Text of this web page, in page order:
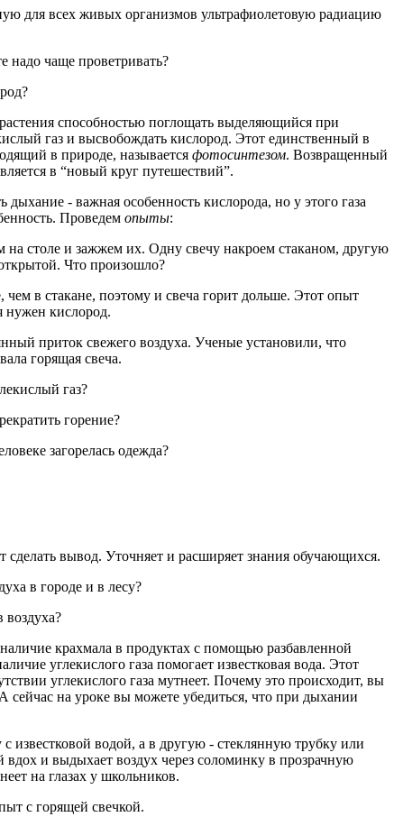
для всех живых организмов ультрафиолетовую радиацию
надо чаще проветривать?
способностью поглощать выделяющийся при
газ и высвобождать кислород. Этот единственный в
в природе, называется фотосинтезом. Возвращенный
в “новый круг путешествий”.
дыхание - важная особенность кислорода, но у этого газа
Проведем опыты:
на столе и зажжем их. Одну свечу накроем стаканом, другую
Что произошло?
в стакане, поэтому и свеча горит дольше. Этот опыт
нужен кислород.
приток свежего воздуха. Ученые установили, что
горящая свеча.
газ?
горение?
загорелась одежда?
сделать вывод. Уточняет и расширяет знания обучающихся.
в городе и в лесу?
воздуха?
крахмала в продуктах с помощью разбавленной
углекислого газа помогает известковая вода. Этот
углекислого газа мутнеет. Почему это происходит, вы
сейчас на уроке вы можете убедиться, что при дыхании
известковой водой, а в другую - стеклянную трубку или
вдох и выдыхает воздух через соломинку в прозрачную
на глазах у школьников.
с горящей свечкой.